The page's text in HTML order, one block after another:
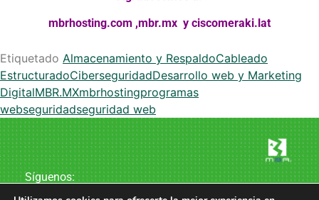
mbrhosting.com ,mbr.mx y ciscomeraki.lat
Etiquetado Almacenamiento y RespaldoCableado
EstructuradoCiberseguridadDesarrollo web y Marketing
DigitalMBR.MXmbrhostingprogramas
webseguridadseguridad web
Síguenos: